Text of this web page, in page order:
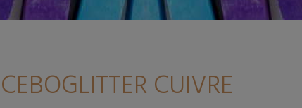
CEBOGLITTER CUIVRE